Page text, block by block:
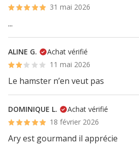
31 mai 2026
...
ALINE G.
Achat vérifié
11 mai 2026
Le hamster n’en veut pas
DOMINIQUE L.
Achat vérifié
18 février 2026
Ary est gourmand il apprécie